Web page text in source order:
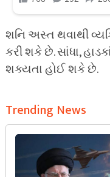
શનિ અસ્ત થવાથી
કરી શકે છે. સાંધા,
શક્યતા હોઈ શકે છે.
Trending News